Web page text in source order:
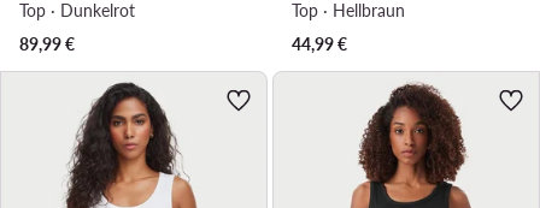
Top · Dunkelrot
89,99€
Top · Hellbraun
44,99€